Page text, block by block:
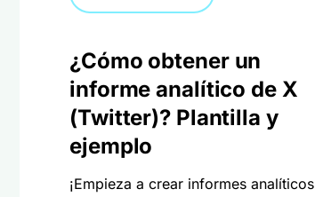
¿Cómo obtener un
informe analítico de X
(Twitter)? Plantilla y
ejemplo
¡Empieza a crear informes analíticos